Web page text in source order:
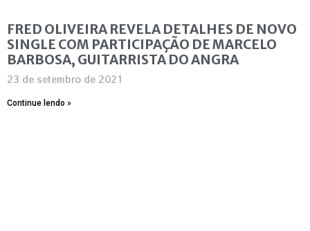
FRED OLIVEIRA REVELA DETALHES DE NOVO
SINGLE COM PARTICIPAÇÃO DE MARCELO
BARBOSA, GUITARRISTA DO ANGRA
23 de setembro de 2021
Continue lendo »